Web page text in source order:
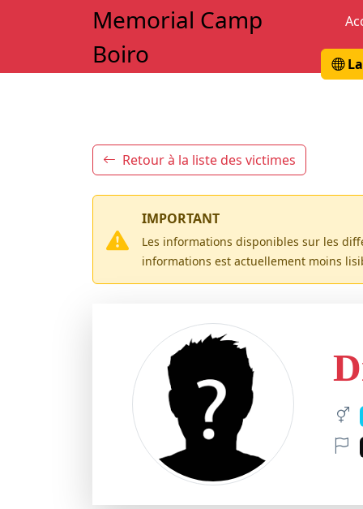
Memorial Camp
Boiro
Retour à la liste des victimes
IMPORTANT
Les informations disponibles sur les
informations est actuellement moins